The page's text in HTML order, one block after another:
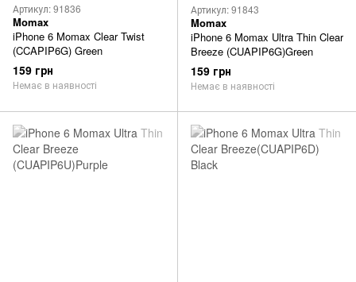
Артикул: 91836
Momax
iPhone 6 Momax Clear Twist
(CCAPIP6G) Green
159 грн
Немає в наявності
Артикул: 91843
Momax
iPhone 6 Momax Ultra Thin Clear
Breeze (CUAPIP6G)Green
159 грн
Немає в наявності